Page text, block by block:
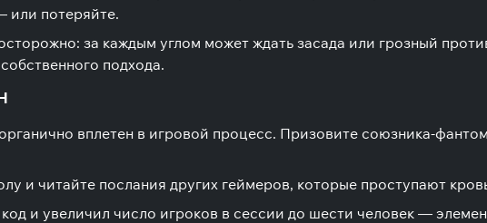
или потеряйте.
за каждым углом может ждать засада или грозный
подхода.
вплетен в игровой процесс. Призовите союзника-
и читайте послания других геймеров, которые проступают
и увеличил число игроков в сессии до шести человек —